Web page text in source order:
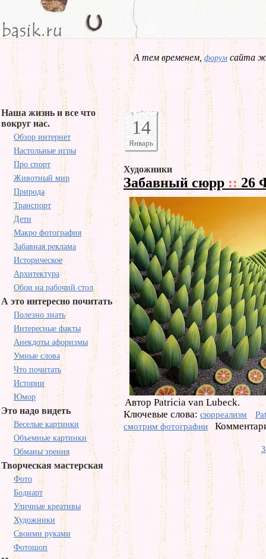
А тем временем,форум сайта
Наша жизнь и все что
вокруг нас.
Обзор интернет
Настольные игры
Про спорт
Животный мир
Природа
Транспорт
Дети
Макро фотография
Забавная реклама
Историческое
Архитектура
Обои на рабочий стол
А это интересно почитать
Полезно знать
Интересные факты
Анекдоты афоризмы
Умные слова
Что почитать
Истории
Юмор
Это надо видеть
Веселые картинки
Объемные картинки
Обманы зрения
Творческая мастерская
Фото
Бодиарт
Уличные креативы
Художники
Своими руками
Фотошоп
14
Январь
Художники
Забавный сюрр ::26
Автор Patricia van Lubeck.
Ключевые слова: сюрреализм
смотрим фотографии